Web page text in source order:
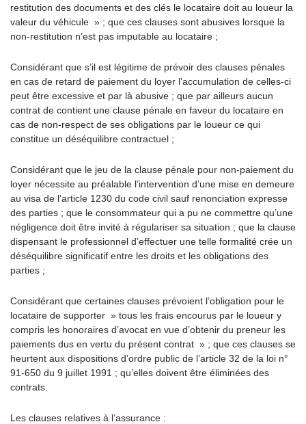
restitution des documents et des clés le locataire doit au loueur la
valeur du véhicule » ; que ces clauses sont abusives lorsque la
non-restitution n’est pas imputable au locataire ;
Considérant que s’il est légitime de prévoir des clauses pénales
en cas de retard de paiement du loyer l’accumulation de celles-ci
peut être excessive et par là abusive ; que par ailleurs aucun
contrat de contient une clause pénale en faveur du locataire en
cas de non-respect de ses obligations par le loueur ce qui
constitue un déséquilibre contractuel ;
Considérant que le jeu de la clause pénale pour non-paiement du
loyer nécessite au préalable l’intervention d’une mise en demeure
au visa de l’article 1230 du code civil sauf renonciation expresse
des parties ; que le consommateur qui a pu ne commettre qu’une
négligence doit être invité à régulariser sa situation ; que la clause
dispensant le professionnel d’effectuer une telle formalité crée un
déséquilibre significatif entre les droits et les obligations des
parties ;
Considérant que certaines clauses prévoient l’obligation pour le
locataire de supporter » tous les frais encourus par le loueur y
compris les honoraires d’avocat en vue d’obtenir du preneur les
paiements dus en vertu du présent contrat » ; que ces clauses se
heurtent aux dispositions d’ordre public de l’article 32 de la loi n°
91-650 du 9 juillet 1991 ; qu’elles doivent être éliminées des
contrats.
Les clauses relatives à l’assurance :